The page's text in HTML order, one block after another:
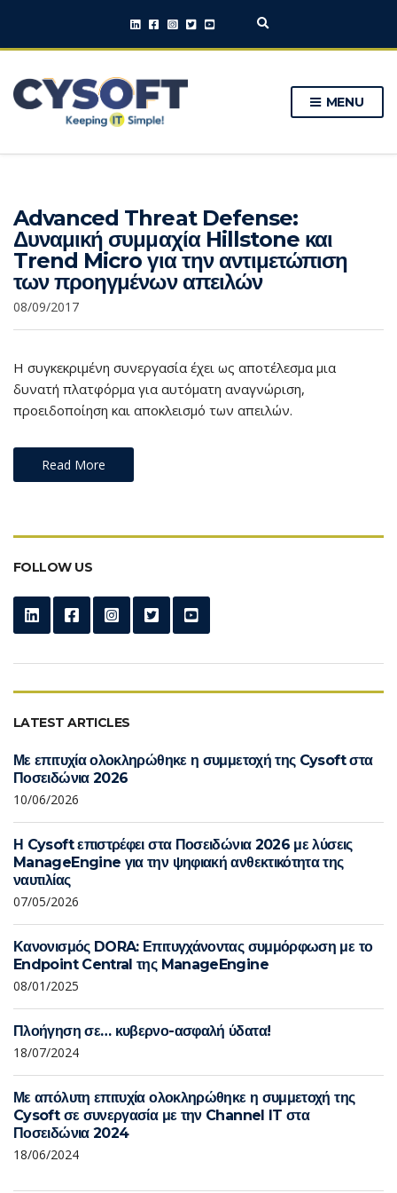
E
p
a
f
o
r
m
MENU
Advanced Threat Defense:
Δυναμική συμμαχία Hillstone και
Trend Micro για την αντιμετώπιση
των προηγμένων απειλών
08/09/2017
Η συγκεκριμένη συνεργασία έχει ως αποτέλεσμα μια
δυνατή πλατφόρμα για αυτόματη αναγνώριση,
προειδοποίηση και αποκλεισμό των απειλών.
Read More
FOLLOW US
LATEST ARTICLES
Με επιτυχία ολοκληρώθηκε η συμμετοχή της Cysoft στα
Ποσειδώνια 2026
10/06/2026
Η Cysoft επιστρέφει στα Ποσειδώνια 2026 με λύσεις
ManageEngine για την ψηφιακή ανθεκτικότητα της
ναυτιλίας
07/05/2026
Κανονισμός DORA: Επιτυγχάνοντας συμμόρφωση με το
Endpoint Central της ManageEngine
08/01/2025
Πλοήγηση σε… κυβερνο-ασφαλή ύδατα!
18/07/2024
Με απόλυτη επιτυχία ολοκληρώθηκε η συμμετοχή της
Cysoft σε συνεργασία με την Channel IT στα
Ποσειδώνια 2024
18/06/2024